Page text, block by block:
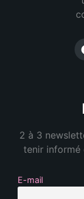
2 à 3
tenir informé
E-mail